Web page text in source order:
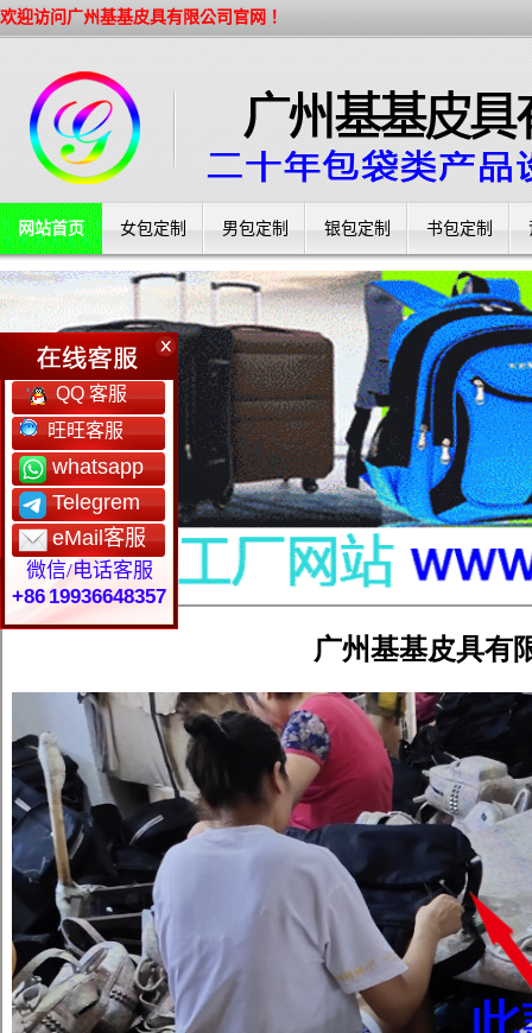
欢迎访问广州基基皮具有限公司官网！
网站首页 女包定制 男包定制 银包定制 书包定制
工厂简介
QQ 客服
旺旺客服
whatsapp
Telegrem
eMail客服
微信/电话客服
+86 19936648357